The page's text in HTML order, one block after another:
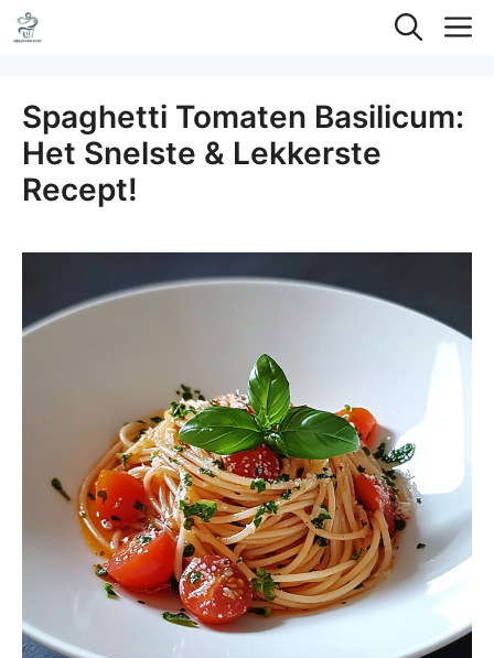
Ga
naar
inhoud
Spaghetti Tomaten Basilicum:
Het Snelste & Lekkerste
Recept!